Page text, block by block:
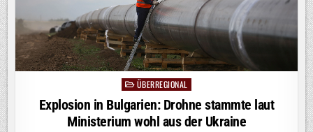
Posted
in
ÜBERREGIONAL
Explosion in Bulgarien: Drohne stammte laut
Ministerium wohl aus der Ukraine